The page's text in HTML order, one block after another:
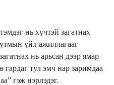
нь хүчтэй загатнах
үйл ажиллагааг
нь арьсан дээр ямар
гардаг тул эмч нар заримдаа
гэж нэрлэдэг.